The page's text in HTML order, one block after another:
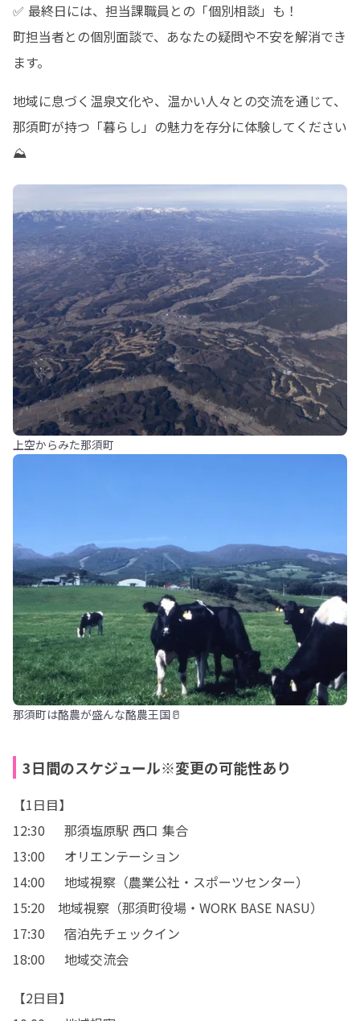
✅ 最終日には、担当課職員との「個別相談」も！
町担当者との個別面談で、あなたの疑問や不安を解消でき
ます。
地域に息づく温泉文化や、温かい人々との交流を通じて、
那須町が持つ「暮らし」の魅力を存分に体験してください
⛰️
上空からみた那須町
那須町は酪農が盛んな酪農王国🥛
3日間のスケジュール※変更の可能性あり
【1日目】
12:30	那須塩原駅 西口 集合
13:00	オリエンテーション
14:00	地域視察（農業公社・スポーツセンター）
15:20　地域視察（那須町役場・WORK BASE NASU）
17:30	宿泊先チェックイン
18:00	地域交流会
【2日目】